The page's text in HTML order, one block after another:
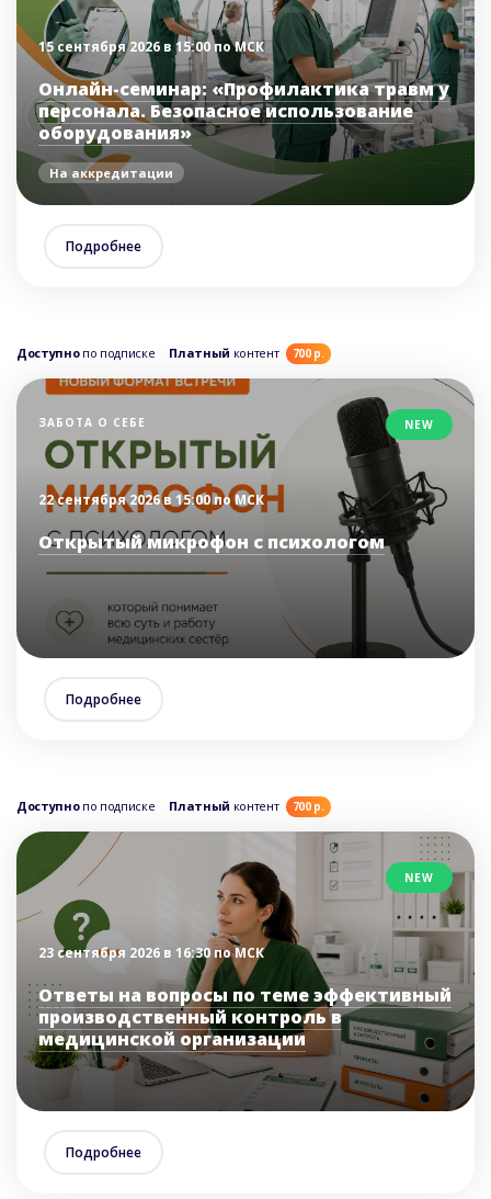
15 сентября 2026 в 15:00 по МСК
Онлайн-семинар: «Профилактика травм у
персонала. Безопасное использование
оборудования»
На аккредитации
Подробнее
Доступнопо подписке Платный контент 700 р.
ЗАБОТА О СЕБЕ NEW
22 сентября 2026 в 15:00 по МСК
Открытый микрофон с психологом
Подробнее
Доступнопо подписке Платный контент 700 р.
NEW
23 сентября 2026 в 16:30 по МСК
Ответы на вопросы по теме эффективный
производственный контроль в
медицинской организации
Подробнее